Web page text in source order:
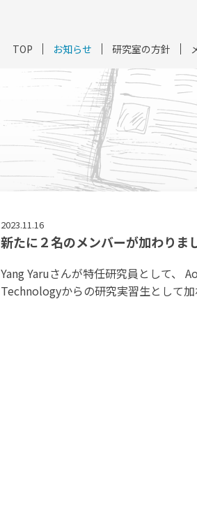
TOP
お知らせ 研究室の方針
2023.11.16
新たに２名のメンバーが加わりま
Yang Yaruさんが特任研究員として、
Technologyからの研究実習生として